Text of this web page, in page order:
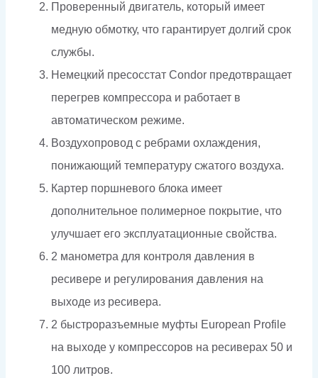
Проверенный двигатель, который имеет
медную обмотку, что гарантирует долгий срок
службы.
Немецкий пресосстат Condor предотвращает
перегрев компрессора и работает в
автоматическом режиме.
Воздухопровод с ребрами охлаждения,
понижающий температуру сжатого воздуха.
Картер поршневого блока имеет
дополнительное полимерное покрытие, что
улучшает его эксплуатационные свойства.
2 манометра для контроля давления в
ресивере и регулирования давления на
выходе из ресивера.
2 быстроразъемные муфты European Profile
на выходе у компрессоров на ресиверах 50 и
100 литров.